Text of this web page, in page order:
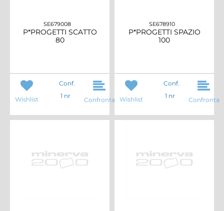
SE679008
P*PROGETTI SCATTO
80
Wishlist
Conf.
1 nr
Confronta
SE678910
P*PROGETTI SPAZIO
100
Wishlist
Conf.
1 nr
Confronta